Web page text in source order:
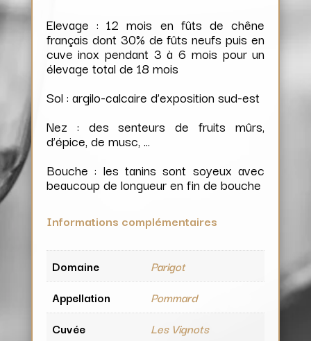
Elevage : 12 mois en fûts de chêne
français dont 30% de fûts neufs puis en
cuve inox pendant 3 à 6 mois pour un
élevage total de 18 mois
Sol : argilo-calcaire d’exposition sud-est
Nez : des senteurs de fruits mûrs,
d’épice, de musc, …
Bouche : les tanins sont soyeux avec
beaucoup de longueur en fin de bouche
Informations complémentaires
Domaine
Parigot
Appellation
Pommard
Cuvée
Les Vignots